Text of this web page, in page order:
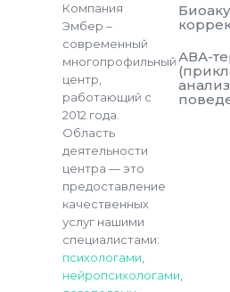
Компания
Эмбер –
современный
многопрофильный
центр,
работающий с
2012 года.
Область
деятельности
центра — это
предоставление
качественных
услуг нашими
специалистами:
психологами
нейропсихологами
АВА-
анализ